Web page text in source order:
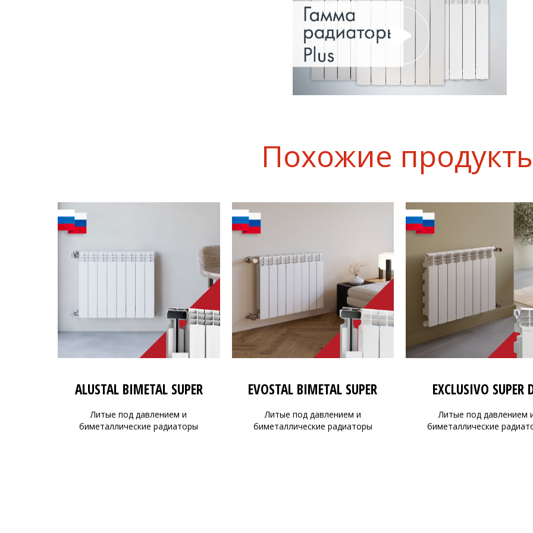
Похожие
ALUSTAL BIMETAL SUPER
Литые под давлением и
биметаллические радиаторы
EVOSTAL BIMETAL SUPER
Литые под давлением и
биметаллические радиаторы
EXCLUSIVO SUPER
Литые под давлением
биметаллические